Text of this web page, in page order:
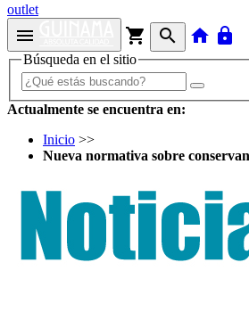
outlet
menu shopping_cart search home lock
Búsqueda en el sitio
Actualmente se encuentra en:
Inicio >>
Nueva normativa sobre